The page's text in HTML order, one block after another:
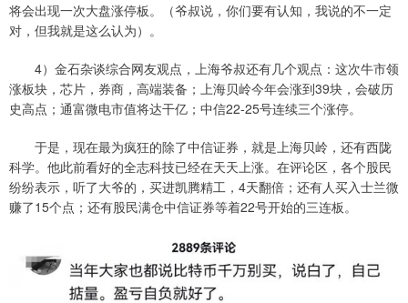
将会出现一次大盘涨停板。（爷叔说，你们要有认知，我说的不一定
对，但我就是这么认为）。
4）金石杂谈综合网友观点，上海爷叔还有几个观点：这次牛市领
涨板块，芯片，券商，高端装备；上海贝岭今年会涨到39块，会破历
史高点；通富微电市值将达干亿；中信22-25号连续三个涨停。
于是，现在最为疯狂的除了中信证券，就是上海贝岭，还有西陇
科学。他此前看好的全志科技已经在天天上涨。在评论区，各个股民
纷纷表示，听了大爷的，买进凯腾精工，4天翻倍；还有人买入士兰微
赚了15个点；还有股民满仓中信证券等着22号开始的三连板。